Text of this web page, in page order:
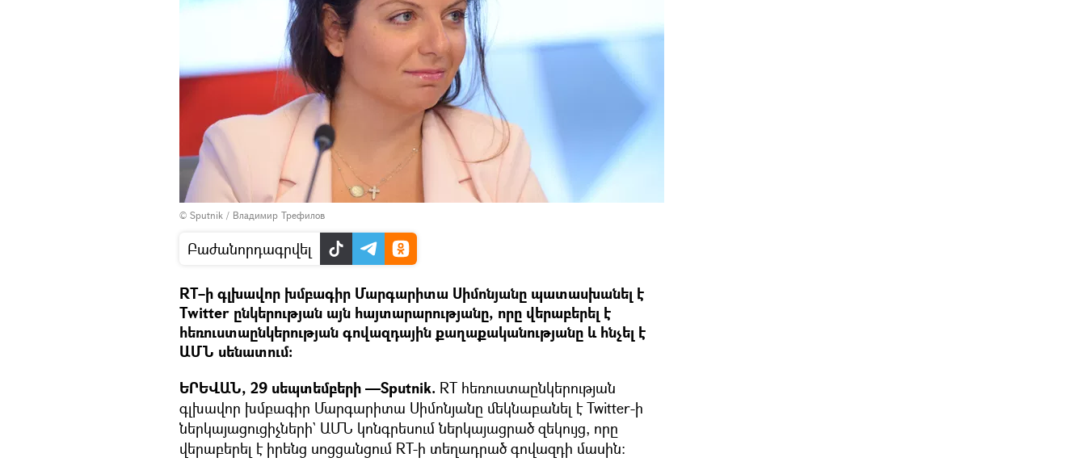
© Sputnik / Владимир Трефилов
Բաժանորդագրվել
RT–ի գլխավոր խմբագիր Մարգարիտա Սիմոնյանը պատասխանել է
Twitter ընկերության այն հայտարարությանը, որը վերաբերել է
հեռուստաընկերության գովազդային քաղաքականությանը և հնչել է
ԱՄՆ սենատում։
ԵՐԵՎԱՆ, 29 սեպտեմբերի —Sputnik. RT հեռուստաընկերության
գլխավոր խմբագիր Մարգարիտա Սիմոնյանը մեկնաբանել է Twitter-ի
ներկայացուցիչների` ԱՄՆ կոնգրեսում ներկայացրած զեկույց, որը
վերաբերել է իրենց սոցցանցում RT-ի տեղադրած գովազդի մասին։